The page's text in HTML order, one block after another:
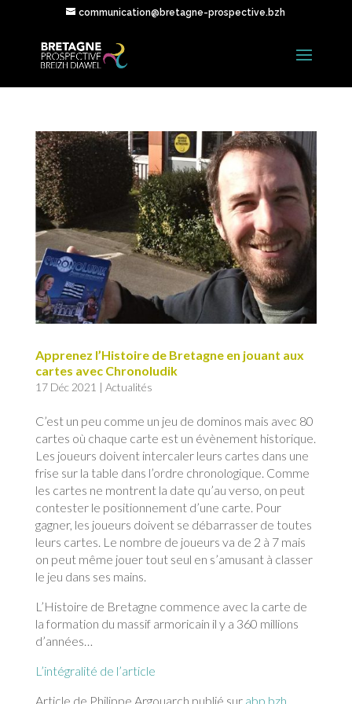
communication@bretagne-prospective.bzh
Apprenez l’Histoire de Bretagne en jouant aux
cartes avec Chronoludik
17 Déc 2021 | Actualités
C’est un peu comme un jeu de dominos mais avec 80
cartes où chaque carte est un évènement historique.
Les joueurs doivent intercaler leurs cartes dans une
frise sur la table dans l’ordre chronologique. Comme
les cartes ne montrent la date qu’au verso, on peut
contester le positionnement d’une carte. Pour
gagner, les joueurs doivent se débarrasser de toutes
leurs cartes. Le nombre de joueurs va de 2 à 7 mais
on peut même jouer tout seul en s’amusant à classer
le jeu dans ses mains.
L’Histoire de Bretagne commence avec la carte de
la formation du massif armoricain il y a 360 millions
d’années…
L’intégralité de l’article
Article de Philippe Argouarch publié sur abp.bzh